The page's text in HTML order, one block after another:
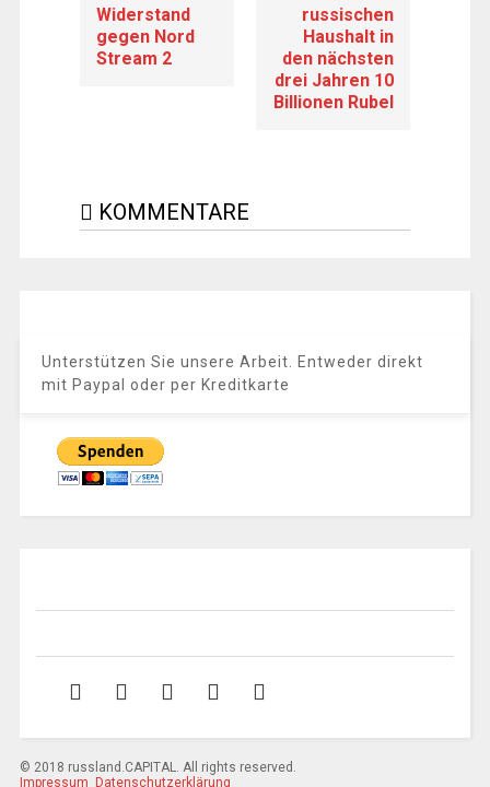
Widerstand
gegen Nord
Stream 2
russischen
Haushalt in
den nächsten
drei Jahren 10
Billionen Rubel
KOMMENTARE
Unterstützen Sie unsere Arbeit. Entweder direkt
mit Paypal oder per Kreditkarte
© 2018 russland.CAPITAL. All rights reserved.
Impressum
Datenschutzerklärung